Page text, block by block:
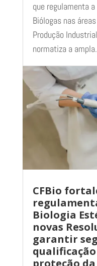
que regulamenta
Biólogas nas
Produção
normatiza a
CFBio
Biologia
novas
garantir